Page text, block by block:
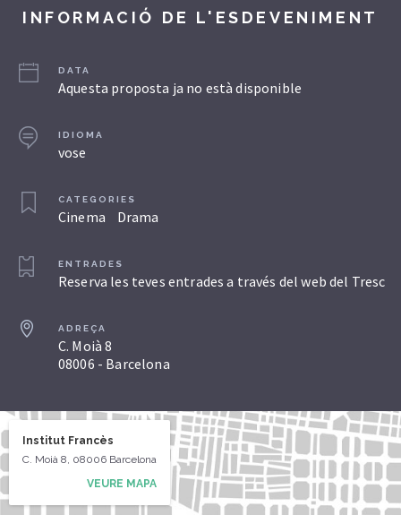
INFORMACIÓ DE L'ESDEVENIMENT
DATA
Aquesta proposta ja no està disponible
IDIOMA
vose
CATEGORIES
Cinema Drama
ENTRADES
Reserva les teves entrades a través del web del Tresc
ADREÇA
C. Moià 8
08006 - Barcelona
Institut Francès
C. Moià 8, 08006 Barcelona
VEURE MAPA